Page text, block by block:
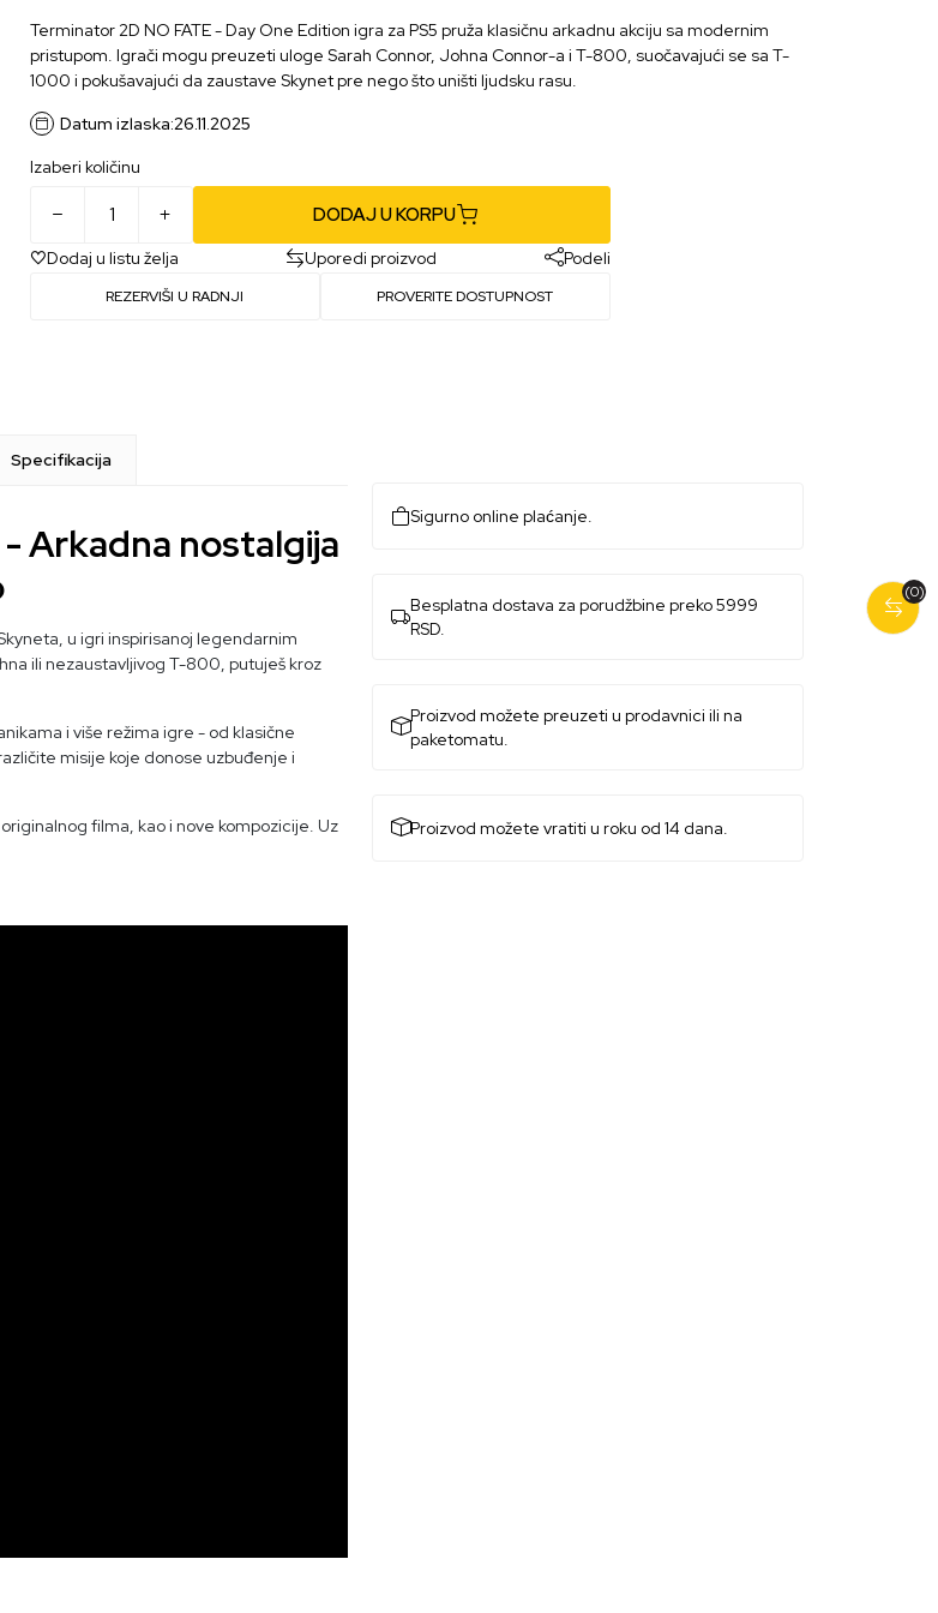
Terminator 2D NO FATE - Day One Edition igra za PS5 pruža klasičnu arkadnu akciju sa modernim
pristupom. Igrači mogu preuzeti uloge Sarah Connor, Johna Connor-a i T-800, suočavajući se sa T-
1000 i pokušavajući da zaustave Skynet pre nego što uništi ljudsku rasu.
Datum izlaska:26.11.2025
Izaberi količinu
DODAJ U KORPU
Dodaj u listu želja Uporedi proizvod Podeli
REZERVIŠI U RADNJI PROVERITE DOSTUPNOST
(0)
Specifikacija
- Arkadna nostalgija
u igri inspirisanoj legendarnim
ili nezaustavljivog T-800, putuješ kroz
i više režima igre - od klasične
misije koje donose uzbuđenje i
filma, kao i nove kompozicije. Uz
Sigurno online plaćanje.
Besplatna dostava za porudžbine preko 5999
RSD.
Proizvod možete preuzeti u prodavnici ili na
paketomatu.
Proizvod možete vratiti u roku od 14 dana.